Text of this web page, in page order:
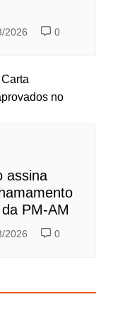
2026 0
assina
PM-AM
2026 0